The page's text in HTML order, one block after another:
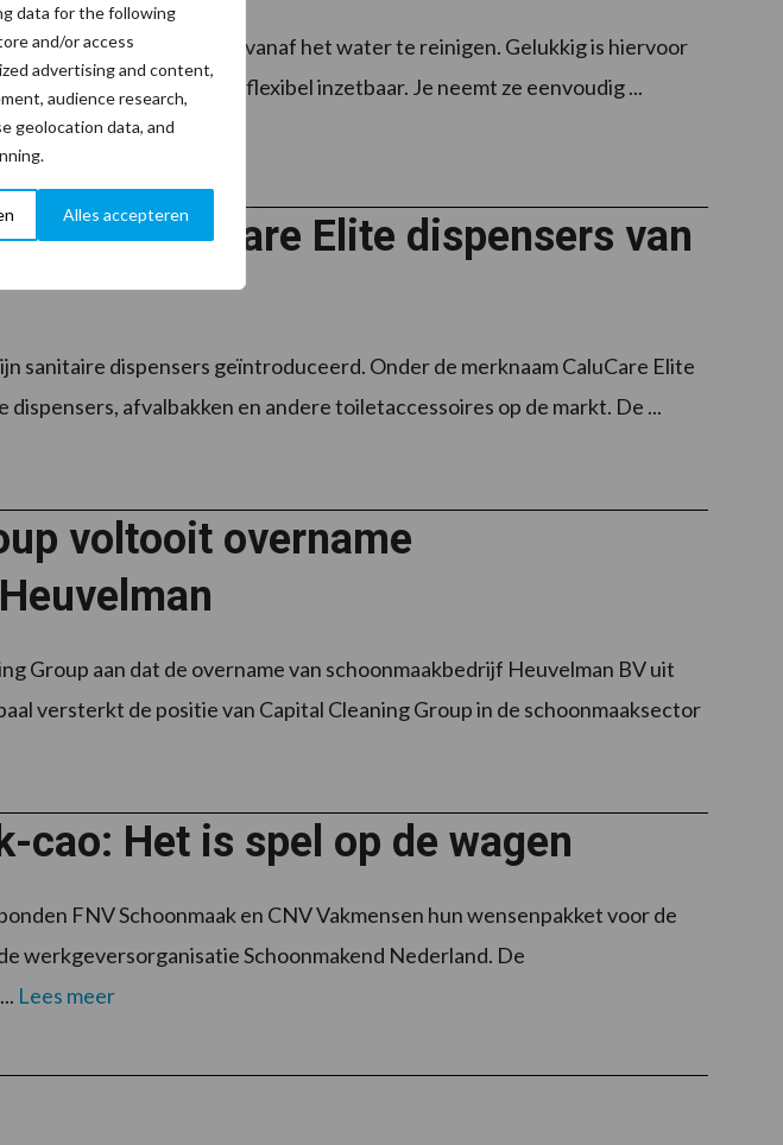
data for the following
and/or access
advertising and content,
audience research,
geolocation data, and
Alles accepteren
gevels of raampartijen vanaf het water te reinigen. Gelukkig is hiervoor
werkvlotten zijn flexibel inzetbaar. Je neemt ze eenvoudig ...
CaluCare Elite dispensers van
sanitaire dispensers geïntroduceerd. Onder de merknaam CaluCare Elite
afvalbakken en andere toiletaccessoires op de markt. De ...
voltooit overname
Group aan dat de overname van schoonmaakbedrijf Heuvelman BV uit
versterkt de positie van Capital Cleaning Group in de schoonmaaksector
cao: Het is spel op de wagen
FNV Schoonmaak en CNV Vakmensen hun wensenpakket voor de
werkgeversorganisatie Schoonmakend Nederland. De
Lees meer